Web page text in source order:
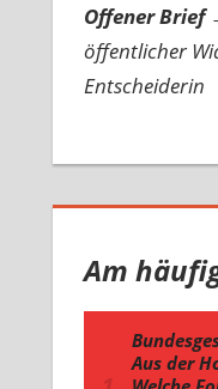
Offener Brief
öffentlicher
Entscheiderin
Am